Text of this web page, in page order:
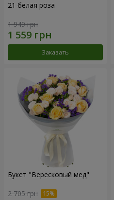
21 белая роза
1 949 грн
Заказать
Букет "Вересковый мед"
2 705 грн